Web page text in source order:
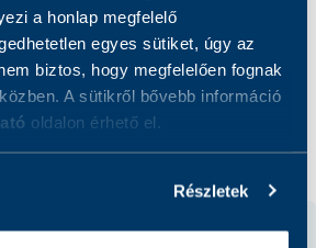
a honlap megfelelő
egyes sütiket, úgy az
biztos, hogy megfelelően fognak
A sütikről bővebb információ
oldalon érhető el.
Részletek
szolgáltatások